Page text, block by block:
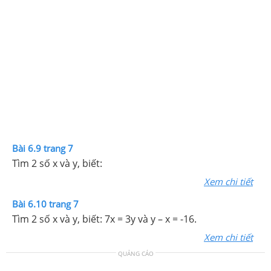
Bài 6.9 trang 7
Tìm 2 số x và y, biết:
Xem chi tiết
Bài 6.10 trang 7
Tìm 2 số x và y, biết: 7x = 3y và y – x = -16.
Xem chi tiết
QUẢNG CÁO